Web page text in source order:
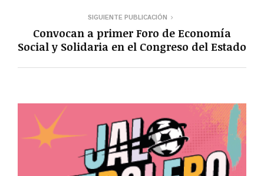
SIGUIENTE PUBLICACIÓN
Convocan a primer Foro de Economía
Social y Solidaria en el Congreso del Estado